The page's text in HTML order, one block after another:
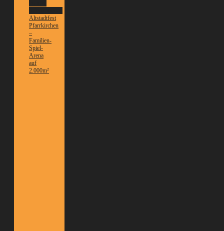
Altstadtfest
Pfarrkirchen
–
Familien-
Spiel-
Arena
auf
2.000m²